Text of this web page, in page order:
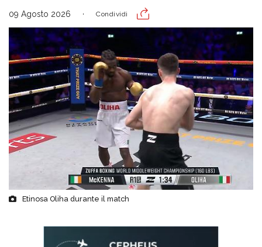
09 Agosto 2026 Condividi
Etinosa Oliha durante il match